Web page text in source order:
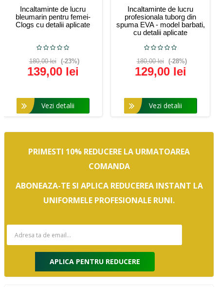
Incaltaminte de lucru
bleumarin pentru femei-
Clogs cu detalii aplicate
180,00 lei (-23%)
139,00 lei
Vezi detalii
Incaltaminte de lucru
profesionala tuborg din
spuma EVA - model barbati,
cu detalii aplicate
180,00 lei (-28%)
129,00 lei
Vezi detalii
PRIMESTI 10% REDUCERE LA URMATOAREA
COMANDA
ABONEAZA-TE SI APLICA REDUCEREA INSTANT LA
UNIFORMELE PROFESIONALE RUNI.
APLICA PENTRU REDUCERE